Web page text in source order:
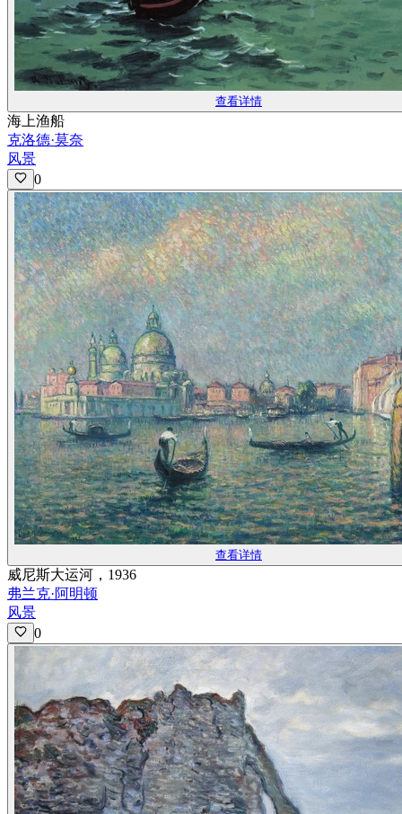
查看详情
海上渔船
克洛德·莫奈
风景
0
查看详情
威尼斯大运河，1936
弗兰克·阿明顿
风景
0